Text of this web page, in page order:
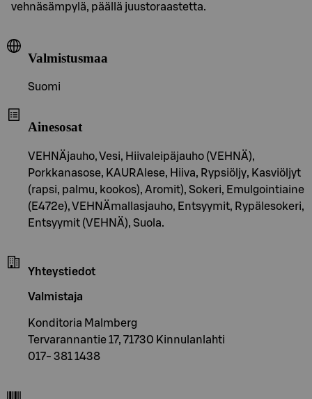
vehnäsämpylä, päällä juustoraastetta.
Valmistusmaa
Suomi
Ainesosat
VEHNÄjauho, Vesi, Hiivaleipäjauho (VEHNÄ),
Porkkanasose, KAURAlese, Hiiva, Rypsiöljy, Kasviöljyt
(rapsi, palmu, kookos), Aromit), Sokeri, Emulgointiaine
(E472e), VEHNÄmallasjauho, Entsyymit, Rypälesokeri,
Entsyymit (VEHNÄ), Suola.
Yhteystiedot
Valmistaja
Konditoria Malmberg
Tervarannantie 17, 71730 Kinnulanlahti
017- 381 1438